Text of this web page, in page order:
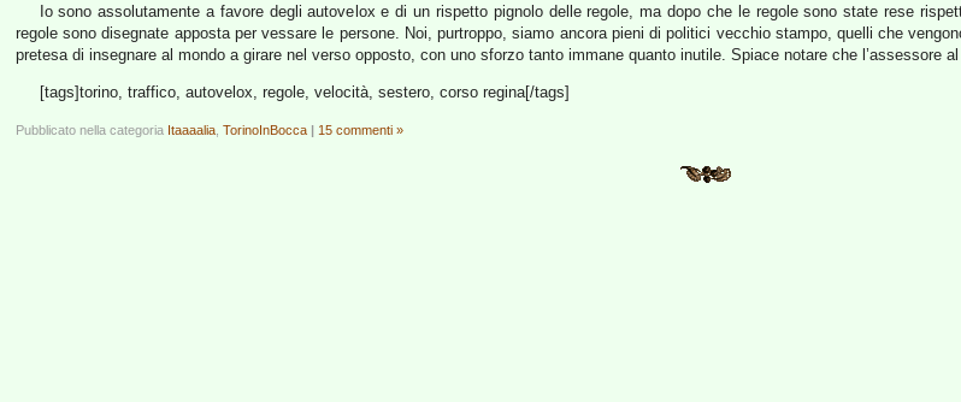
Io sono assolutamente a favore degli autovelox e di un rispetto pignolo delle regole, ma dopo che le regole sono state rese
regole sono disegnate apposta per vessare le persone. Noi, purtroppo, siamo ancora pieni di politici vecchio stampo, quelli che
pretesa di insegnare al mondo a girare nel verso opposto, con uno sforzo tanto immane quanto inutile. Spiace notare che l’assessore
[tags]torino, traffico, autovelox, regole, velocità, sestero, corso regina[/tags]
Pubblicato nella categoria Itaaaalia TorinoInBocca | 15 commenti »